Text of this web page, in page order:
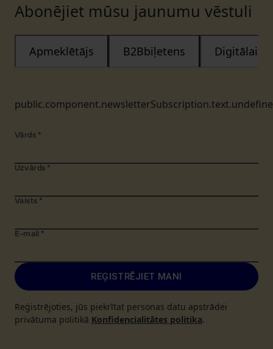
Abonējiet mūsu jaunumu vēstuli
Apmeklētājs B2Bbiļetens Digitālais
Vārds *
Uzvārds *
Valsts *
E-mail *
REĢISTRĒJIET MANI
Reģistrējoties, jūs piekrītat personas datu apstrādei
privātuma politikā Konfidencialitātes politika.